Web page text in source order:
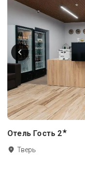
Отель Гость 2★
Тверь